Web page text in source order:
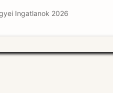
Ingatlanok 2026